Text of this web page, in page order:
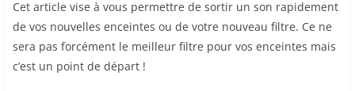
Cet article vise à vous permettre de sortir un son rapidement
de vos nouvelles enceintes ou de votre nouveau filtre. Ce ne
sera pas forcément le meilleur filtre pour vos enceintes mais
c’est un point de départ !